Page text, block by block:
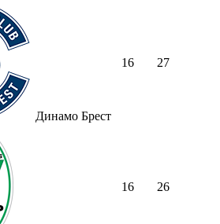
Динамо Брест
16 27
16 26